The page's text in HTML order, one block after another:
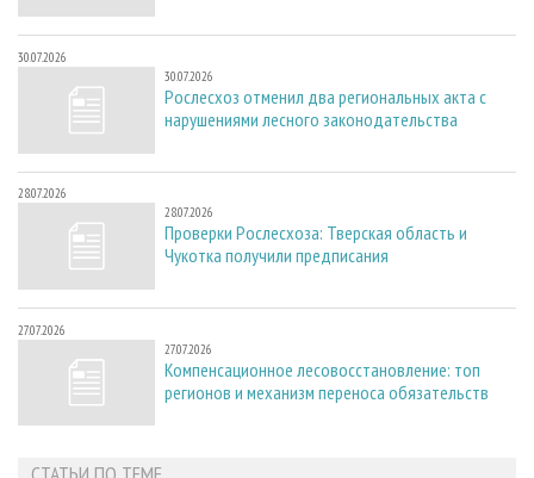
30.07.2026
30.07.2026
Рослесхоз отменил два региональных акта с
нарушениями лесного законодательства
28.07.2026
28.07.2026
Проверки Рослесхоза: Тверская область и
Чукотка получили предписания
27.07.2026
27.07.2026
Компенсационное лесовосстановление: топ
регионов и механизм переноса обязательств